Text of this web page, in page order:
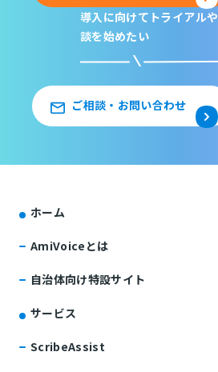
導入に向けてトライアルや
談を始めたい
ご相談・お問い合わせ
ホーム
AmiVoiceとは
自治体向け特設サイト
サービス
ScribeAssist